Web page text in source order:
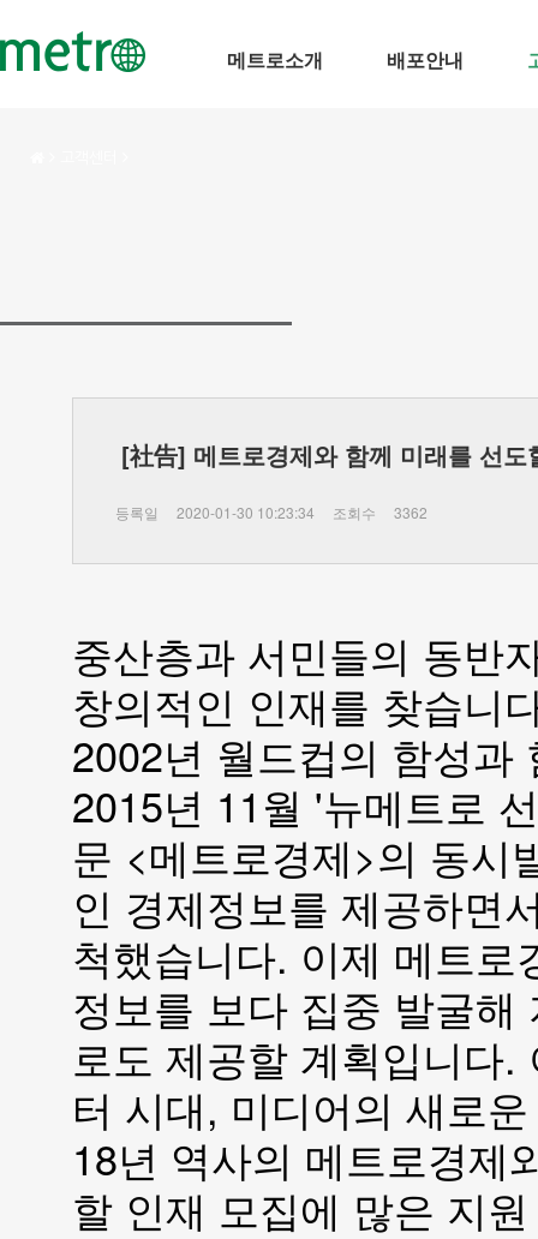
메트로소개 배포안내
[社告] 메트로경제와 함께 미래를 선도
등록일 2020-01-30 10:23:34 조회수 3362
중산층과 서민들의 동반
창의적인 인재를 찾습니
2002년 월드컵의 함성과
2015년 11월 '뉴메트로
문 <메트로경제>의 동시
인 경제정보를 제공하면
척했습니다. 이제 메트
정보를 보다 집중 발굴
로도 제공할 계획입니다
터 시대, 미디어의 새로
18년 역사의 메트로경제
할 인재 모집에 많은 지